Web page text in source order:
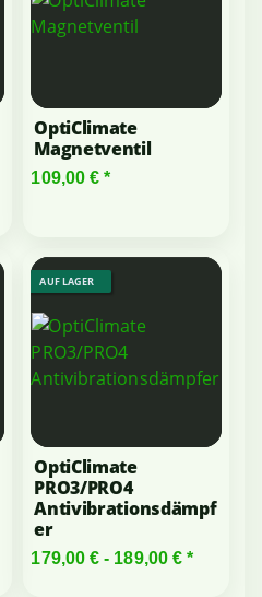
OptiClimate
Magnetventil
109,00 €*
AUF LAGER
OptiClimate
PRO3/PRO4
Antivibrationsdämpf
er
179,00 € - 189,00 €*